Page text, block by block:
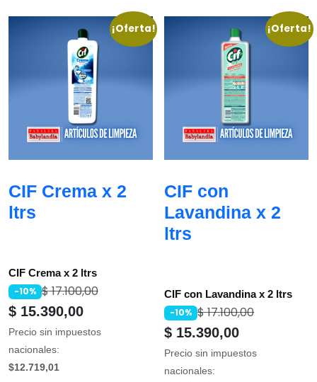
¡Oferta!
CIF Crema x 2
ltrs
CIF Crema x 2 ltrs
-10% $17.100,00
$ 15.390,00
Precio sin impuestos
nacionales:
$12.719,01
¡Oferta!
CIF con
Lavandina x 2
ltrs
CIF con Lavandina x 2 ltrs
-10% $17.100,00
$ 15.390,00
Precio sin impuestos
nacionales: